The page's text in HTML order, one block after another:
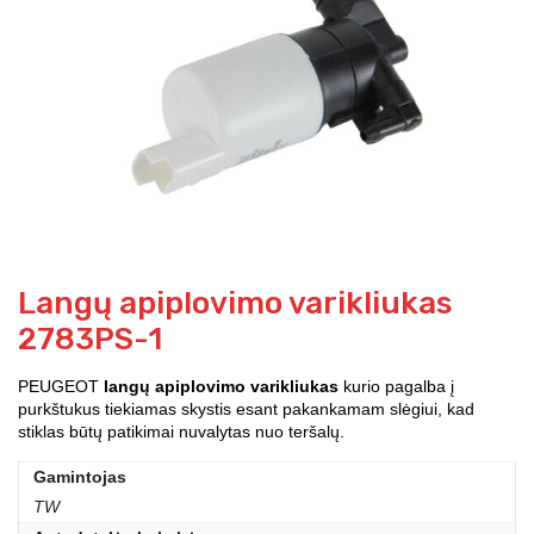
Langų apiplovimo varikliukas
2783PS-1
PEUGEOT langų apiplovimo varikliukas kurio pagalba į
purkštukus tiekiamas skystis esant pakankamam slėgiui, kad
stiklas būtų patikimai nuvalytas nuo teršalų.
Gamintojas
TW